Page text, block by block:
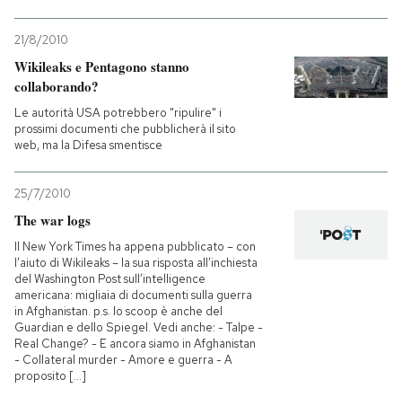
SHOP
CALENDARIO
AREA PERSONALE
Entra
21/8/2010
Wikileaks e Pentagono stanno
collaborando?
Le autorità USA potrebbero "ripulire" i
prossimi documenti che pubblicherà il sito
web, ma la Difesa smentisce
25/7/2010
The war logs
Il New York Times ha appena pubblicato – con
l’aiuto di Wikileaks – la sua risposta all’inchiesta
del Washington Post sull’intelligence
americana: migliaia di documenti sulla guerra
in Afghanistan. p.s. lo scoop è anche del
Guardian e dello Spiegel. Vedi anche: - Talpe -
Real Change? - E ancora siamo in Afghanistan
- Collateral murder - Amore e guerra - A
proposito [...]